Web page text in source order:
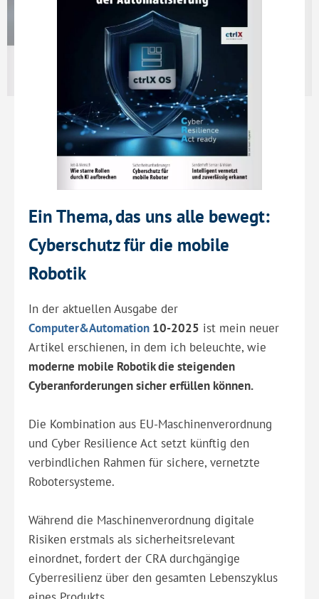
Ein Thema, das uns alle bewegt:
Cyberschutz für die mobile
Robotik
In der aktuellen Ausgabe der
Computer&Automation 10-2025 ist mein neuer
Artikel erschienen, in dem ich beleuchte, wie
moderne mobile Robotik die steigenden
Cyberanforderungen sicher erfüllen können.
Die Kombination aus EU-Maschinenverordnung
und Cyber Resilience Act setzt künftig den
verbindlichen Rahmen für sichere, vernetzte
Robotersysteme.
Während die Maschinenverordnung digitale
Risiken erstmals als sicherheitsrelevant
einordnet, fordert der CRA durchgängige
Cyberresilienz über den gesamten Lebenszyklus